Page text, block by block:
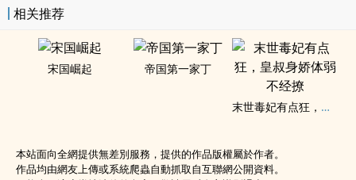
相关推荐
宋国崛起 帝国第一家丁
末世毒妃有点狂，皇叔身娇体弱不经撩
本站面向全網提供無差別服務，提供的作品版權屬於作者。
作品均由網友上傳或系統爬蟲自動抓取自互聯網公開資料。